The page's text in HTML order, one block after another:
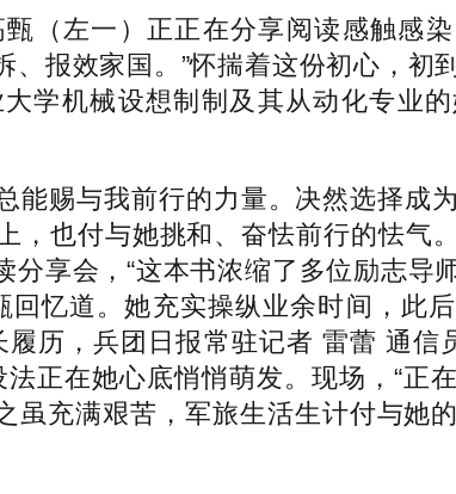
左一）正正在分享阅读感触感染
报效家国。”怀揣着这份初心，初
学机械设想制制及其从动化专业
赐与我前行的力量。决然选择成
也付与她挑和、奋怯前行的怯气
享会，“这本书浓缩了多位励志导
忆道。她充实操纵业余时间，此
历，兵团日报常驻记者 雷蕾 通信
正在她心底悄悄萌发。现场，“正
充满艰苦，军旅生活生计付与她